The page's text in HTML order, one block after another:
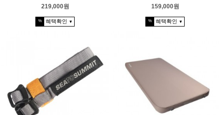
219,000원
% 혜택확인 ▼
159,000원
% 혜택확인 ▼